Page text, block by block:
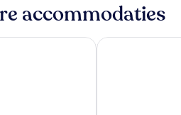
accommodaties
by IHGSuper 8 by